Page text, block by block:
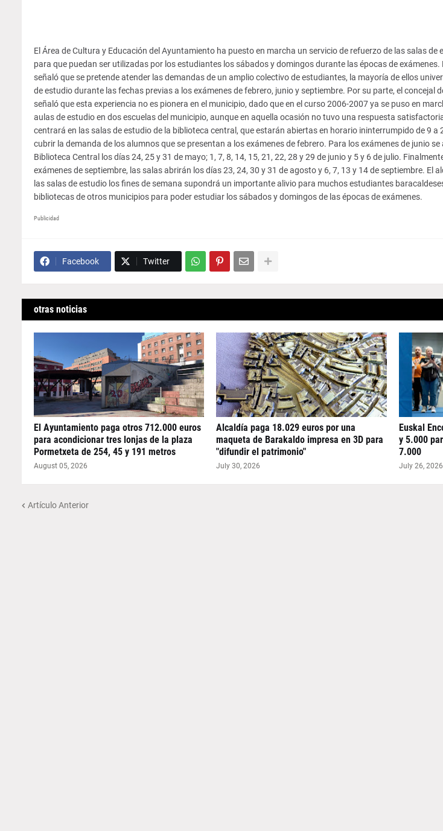
El Área de Cultura y Educación del Ayuntamiento ha puesto en marcha un servicio de refuerzo de las salas de
para que puedan ser utilizadas por los estudiantes los sábados y domingos durante las épocas de exámenes.
señaló que se pretende atender las demandas de un amplio colectivo de estudiantes, la mayoría de ellos
de estudio durante las fechas previas a los exámenes de febrero, junio y septiembre. Por su parte, el concejal
señaló que esta experiencia no es pionera en el municipio, dado que en el curso 2006-2007 ya se puso en
aulas de estudio en dos escuelas del municipio, aunque en aquella ocasión no tuvo una respuesta
centrará en las salas de estudio de la biblioteca central, que estarán abiertas en horario ininterrumpido de 9 a
cubrir la demanda de los alumnos que se presentan a los exámenes de febrero. Para los exámenes de junio
Biblioteca Central los días 24, 25 y 31 de mayo; 1, 7, 8, 14, 15, 21, 22, 28 y 29 de junio y 5 y 6 de julio.
exámenes de septiembre, las salas abrirán los días 23, 24, 30 y 31 de agosto y 6, 7, 13 y 14 de septiembre. El
las salas de estudio los fines de semana supondrá un importante alivio para muchos estudiantes
bibliotecas de otros municipios para poder estudiar los sábados y domingos de las épocas de exámenes.
Publicidad
Facebook Twitter
otras noticias
El Ayuntamiento paga otros 712.000 euros
para acondicionar tres lonjas de la plaza
Pormetxeta de 254, 45 y 191 metros
August 05, 2026
Alcaldía paga 18.029 euros por una
maqueta de Barakaldo impresa en 3D para
"difundir el patrimonio"
July 30, 2026
Euskal
y 5.000
7.000
July 26, 2026
Artículo Anterior